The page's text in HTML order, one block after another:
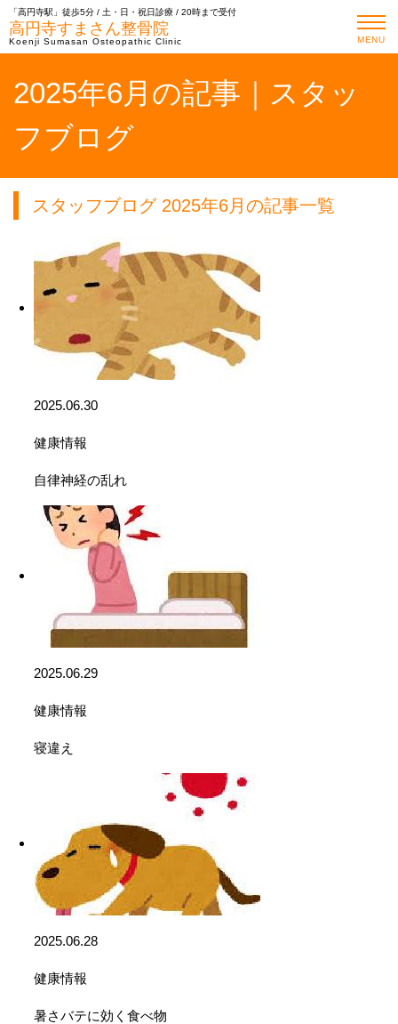
「高円寺駅」徒歩5分 / 土・日・祝日診療 / 20時まで受付
高円寺すまさん整骨院
Koenji Sumasan Osteopathic Clinic MENU
2025年6月の記事｜スタッ
フブログ
スタッフブログ 2025年6月の記事一覧
2025.06.30
健康情報
自律神経の乱れ
2025.06.29
健康情報
寝違え
2025.06.28
健康情報
暑さバテに効く食べ物